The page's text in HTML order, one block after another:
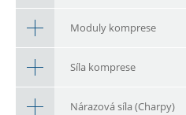
Moduly komprese
Síla komprese
Nárazová síla (Charpy)